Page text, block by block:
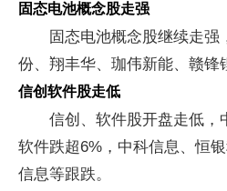
固态电池概念股走强
固态电池概念股继续走强
份、翔丰华、珈伟新能、赣锋
信创软件股走低
信创、软件股开盘走低，
软件跌超6%，中科信息、恒
信息等跟跌。